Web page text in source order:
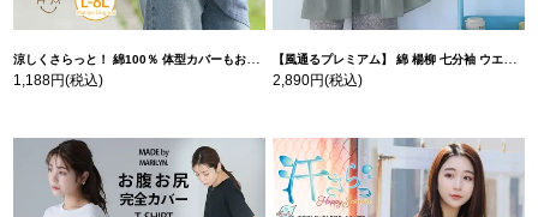
涼しくさらっと！ 綿100％ 体型カバーもお洒落も叶える 風合いコットン ゆるシルエット ドルマン | 大きいサイズの通販ならハッピーマリリン
1,188円(税込)
【風通るプレミアム】 綿 楊柳 七分袖 ウエストギャザー ブラウス | 大きいサイズの通販ならハッピーマリリン
2,890円(税込)